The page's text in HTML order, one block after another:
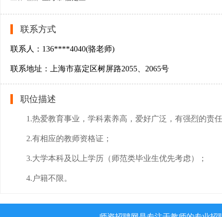
联系方式
联系人：136****4040(骆老师)
联系地址：上海市嘉定区树屏路2055、2065号
职位描述
1.热爱教育事业，学科素养高，爱好广泛，有强烈的责
2.有相应的教师资格证；
3.大学本科及以上学历（师范类毕业生优先考虑）；
4.户籍不限。